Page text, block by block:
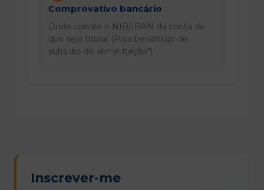
Comprovativo bancário
Onde conste o NIB/IBAN da conta de
que seja titular (Para beneficiar de
subsídio de alimentação*)
Inscrever-me